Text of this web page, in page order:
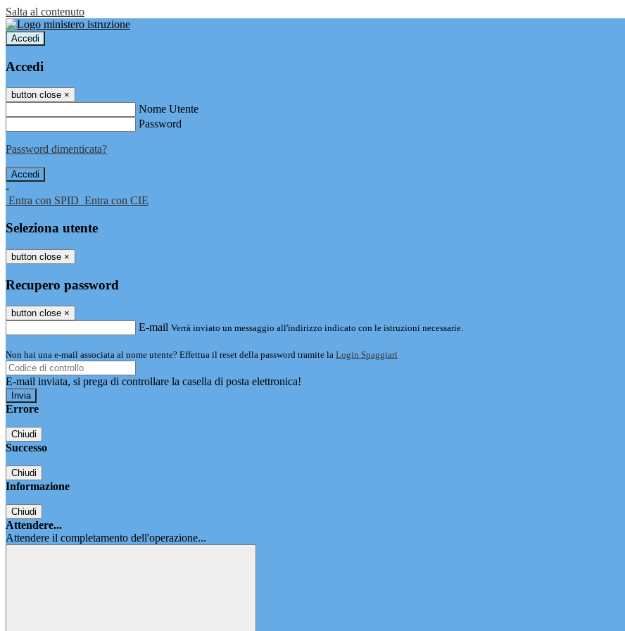
Salta al contenuto
Accedi
Accedi
button close ×
Nome Utente
Password
Password dimenticata?
-
Entra con SPID Entra con CIE
Seleziona utente
button close ×
Recupero password
button close ×
E-mail Verrà inviato un messaggio all'indirizzo indicato con le istruzioni necessarie.
Non hai una e-mail associata al nome utente? Effettua il reset della password tramite la Login Spaggiari
E-mail inviata, si prega di controllare la casella di posta elettronica!
Errore
Chiudi
Successo
Chiudi
Informazione
Chiudi
Attendere...
Attendere il completamento dell'operazione...